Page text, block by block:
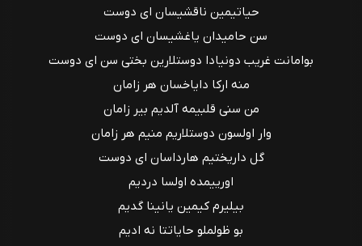
حیاتیمین ناقشیسان ای دوست
سن حامیدان یاغشیسان ای دوست
بو‌امانت غریب دونیادا دوستلارین بختی سن ای دوست
منه ارکا دایاخسان هر زامان
من سنی قلبیمه آلدیم بیر زامان
وار اولسون دوستلاریم منیم هر زامان
گل داریختیم هارداسان ای دوست
اورییمده اولسا دردیم
بیلیرم کیمین یانینا گدیم
بو ظولملو حایاتتا نه ادیم